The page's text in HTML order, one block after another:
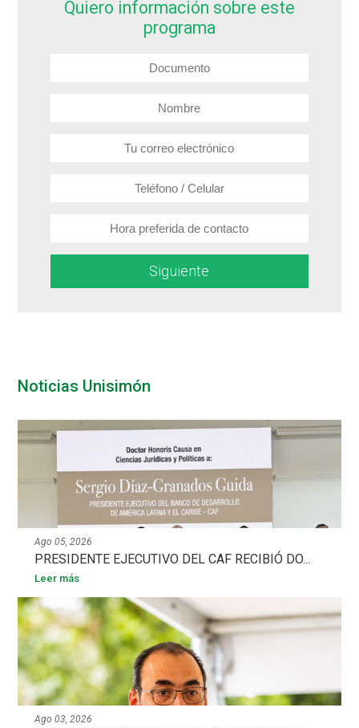
Quiero información sobre este
programa
Siguiente
Noticias Unisimón
Ago 05, 2026
PRESIDENTE EJECUTIVO DEL CAF RECIBIÓ DO...
Leer más
Ago 03, 2026